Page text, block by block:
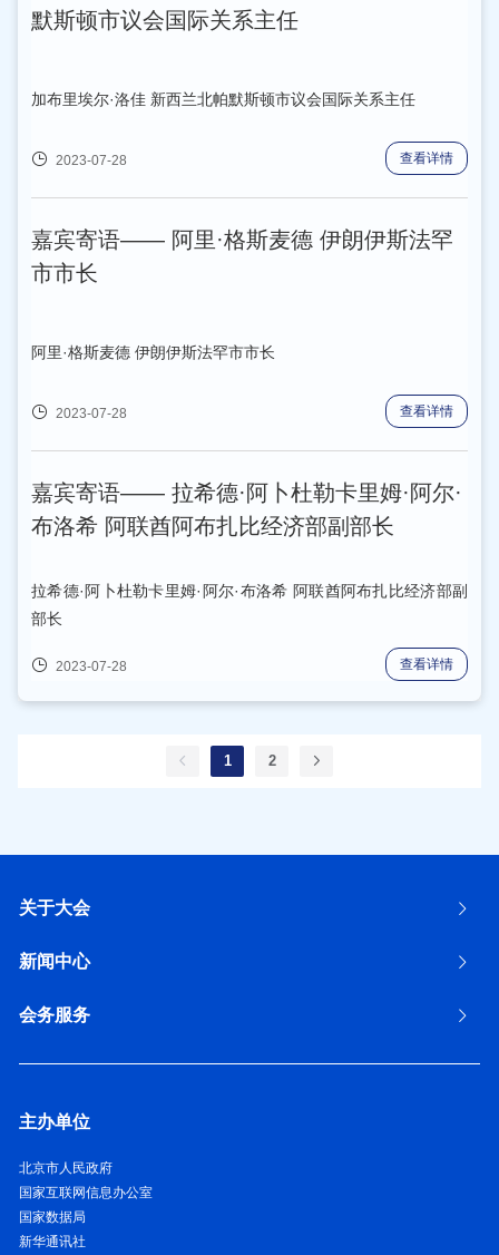
默斯顿市议会国际关系主任
加布里埃尔·洛佳 新西兰北帕默斯顿市议会国际关系主任
2023-07-28 查看详情
嘉宾寄语—— 阿里·格斯麦德 伊朗伊斯法罕
市市长
阿里·格斯麦德 伊朗伊斯法罕市市长
2023-07-28 查看详情
嘉宾寄语—— 拉希德·阿卜杜勒卡里姆·阿尔·
布洛希 阿联酋阿布扎比经济部副部长
拉希德·阿卜杜勒卡里姆·阿尔·布洛希 阿联酋阿布扎比经济部副
部长
2023-07-28 查看详情
1 2
关于大会
新闻中心
会务服务
主办单位
北京市人民政府
国家互联网信息办公室
国家数据局
新华通讯社